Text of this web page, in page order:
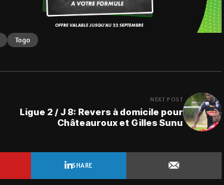
Togo
NEXT POST
Ligue 2 / J 8: Revers à domicile pour
Châteauroux et Gilles Sunu
SHARE